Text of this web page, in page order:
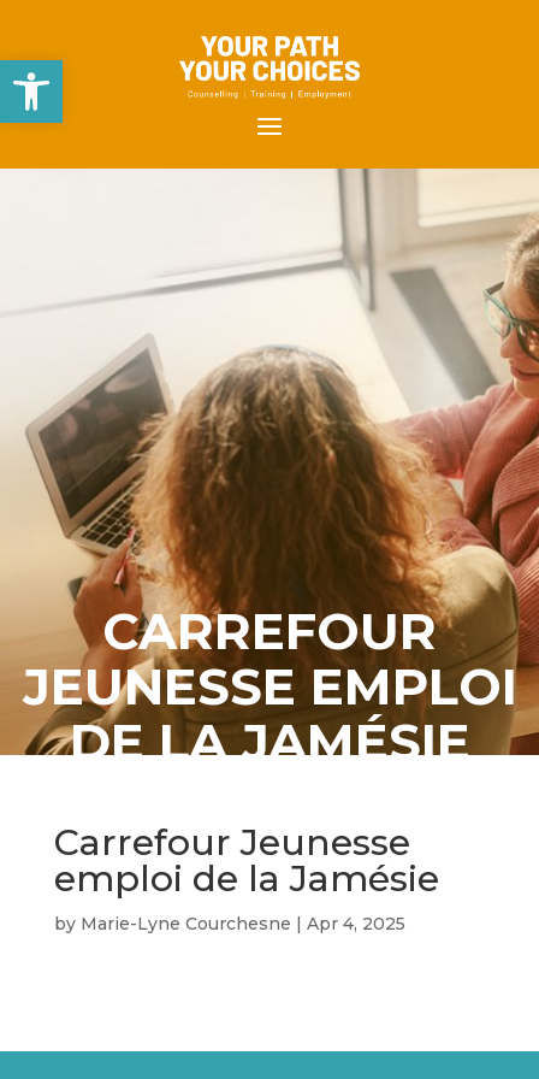
Open toolbar
CARREFOUR
JEUNESSE EMPLOI
DE LA JAMÉSIE
Carrefour Jeunesse
emploi de la Jamésie
by Marie-Lyne Courchesne | Apr 4, 2025